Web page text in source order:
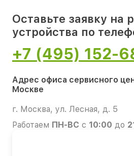
Оставьте заявку на
устройства по
+7 (495) 152-
Адрес офиса сервисного
Москве
г. Москва, ул. Лесная, д. 5
Работаем ПН-ВС с 10:00 до